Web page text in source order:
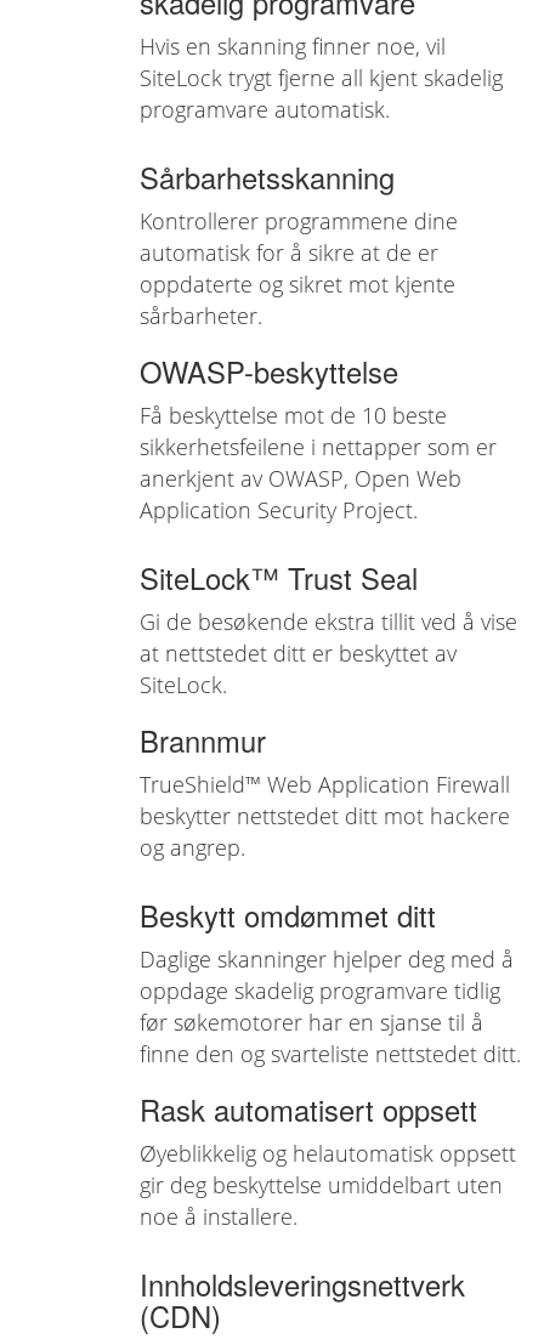
Hvis en skanning finner noe, vil
SiteLock trygt fjerne all kjent skadelig
programvare automatisk.
Sårbarhetsskanning
Kontrollerer programmene dine
automatisk for å sikre at de er
oppdaterte og sikret mot kjente
sårbarheter.
OWASP-beskyttelse
Få beskyttelse mot de 10 beste
sikkerhetsfeilene i nettapper som er
anerkjent av OWASP, Open Web
Application Security Project.
SiteLock™ Trust Seal
Gi de besøkende ekstra tillit ved å vise
at nettstedet ditt er beskyttet av
SiteLock.
Brannmur
TrueShield™ Web Application Firewall
beskytter nettstedet ditt mot hackere
og angrep.
Beskytt omdømmet ditt
Daglige skanninger hjelper deg med å
oppdage skadelig programvare tidlig
før søkemotorer har en sjanse til å
finne den og svarteliste nettstedet ditt.
Rask automatisert oppsett
Øyeblikkelig og helautomatisk oppsett
gir deg beskyttelse umiddelbart uten
noe å installere.
Innholdsleveringsnettverk
(CDN)